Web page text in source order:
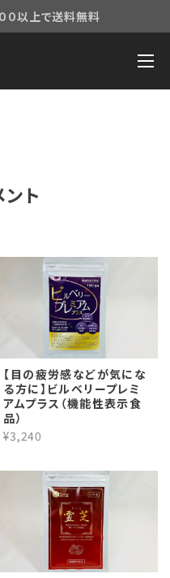
０以上で送料無料
ト
【目の疲労感などが気にな
る方に】ビルベリープレミ
アムプラス（機能性表示食
品）
¥3,240